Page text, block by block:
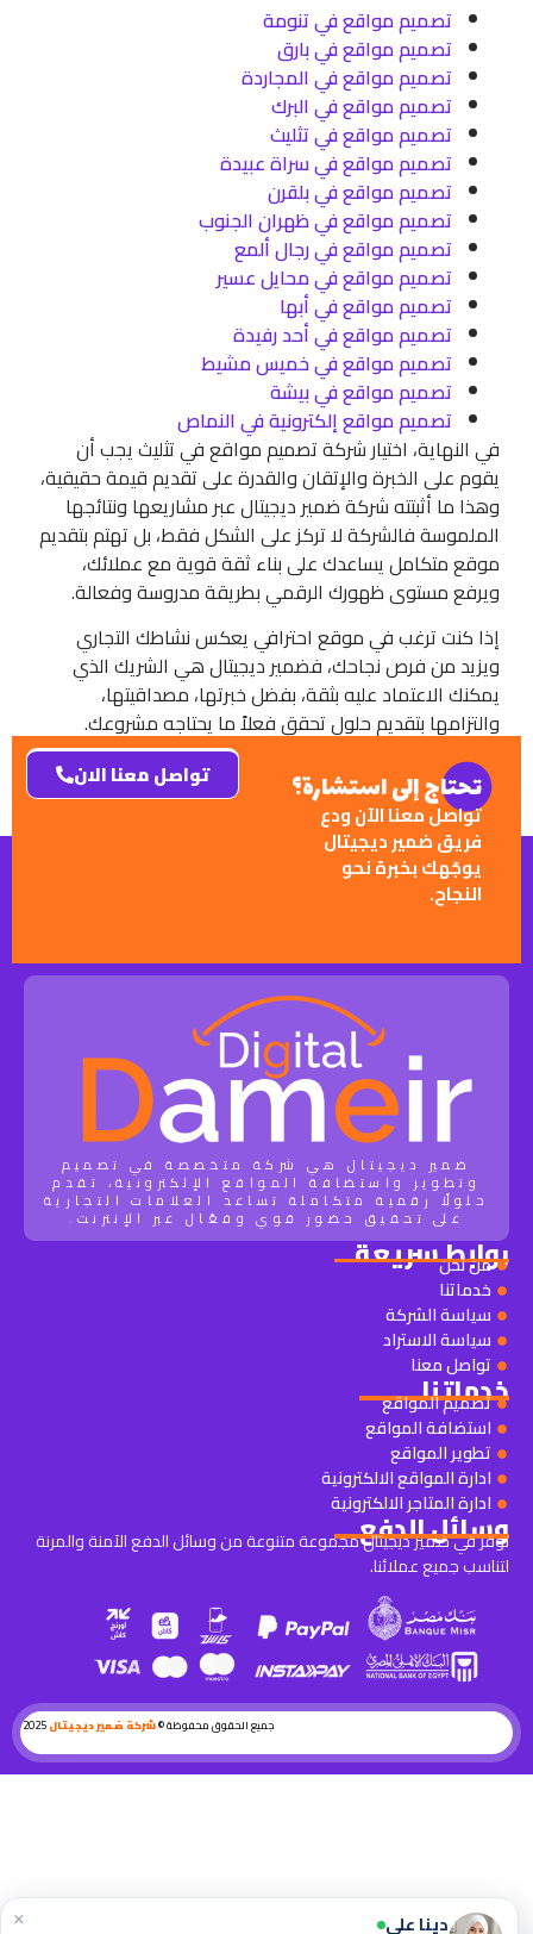
تصميم مواقع في تنومة
تصميم مواقع في بارق
تصميم مواقع في المجاردة
تصميم مواقع في البرك
تصميم مواقع في تثليث
تصميم مواقع في سراة عبيدة
تصميم مواقع في بلقرن
تصميم مواقع في ظهران الجنوب
تصميم مواقع في رجال ألمع
تصميم مواقع في محايل عسير
تصميم مواقع في أبها
تصميم مواقع في أحد رفيدة
تصميم مواقع في خميس مشيط
تصميم مواقع في بيشة
تصميم مواقع إلكترونية في النماص
في النهاية، اختيار شركة تصميم مواقع في تثليث يجب أن
يقوم على الخبرة والإتقان والقدرة على تقديم قيمة حقيقية،
وهذا ما أثبتته شركة ضمير ديجيتال عبر مشاريعها ونتائجها
الملموسة فالشركة لا تركز على الشكل فقط، بل تهتم بتقديم
موقع متكامل يساعدك على بناء ثقة قوية مع عملائك،
ويرفع مستوى ظهورك الرقمي بطريقة مدروسة وفعالة.
إذا كنت ترغب في موقع احترافي يعكس نشاطك التجاري
ويزيد من فرص نجاحك، فضمير ديجيتال هي الشريك الذي
يمكنك الاعتماد عليه بثقة، بفضل خبرتها، مصداقيتها،
والتزامها بتقديم حلول تحقق فعلاً ما يحتاجه مشروعك.
تحتاج إلى استشارة؟
تواصل معنا الآن ودع
فريق ضمير ديجيتال
يوجّهك بخبرة نحو
النجاح.
تواصل معنا الان
ضمير ديجيتال هي شركة متخصصة في تصميم
وتطوير واستضافة المواقع الإلكترونية، تقدم
حلولًا رقمية متكاملة تساعد العلامات التجارية
على تحقيق حضور قوي وفعّال عبر الإنترنت.
روابط سريعة
من نحن
خدماتنا
سياسة الشركة
سياسة الاستراد
تواصل معنا
خدماتنا
تصميم المواقع
استضافة المواقع
تطوير المواقع
ادارة المواقع الالكترونية
ادارة المتاجر الالكترونية
وسائل الدفع
نوفر في ضمير ديجيتال مجموعة متنوعة من وسائل الدفع الآمنة والمرنة
لتناسب جميع عملائنا.
جميع الحقوق محفوظة ©شركة ضمير ديجيتال2025
دينا علي